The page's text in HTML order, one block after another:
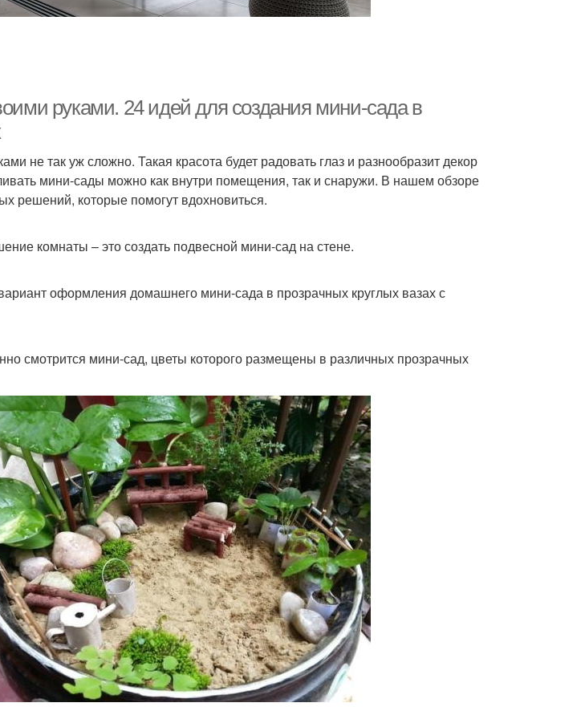
руками. 24 идей для создания мини-сада в
не так уж сложно. Такая красота будет радовать глаз и разнообразит декор
мини-сады можно как внутри помещения, так и снаружи. В нашем обзоре
решений, которые помогут вдохновиться.
комнаты – это создать подвесной мини-сад на стене.
оформления домашнего мини-сада в прозрачных круглых вазах с
смотрится мини-сад, цветы которого размещены в различных прозрачных